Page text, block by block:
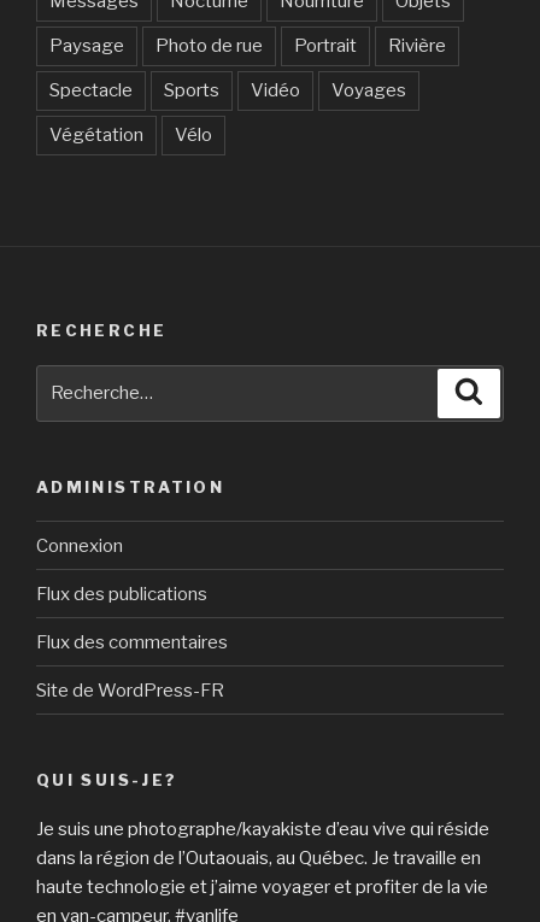
Paysage Photo de rue Portrait Rivière
Spectacle Sports Vidéo Voyages
Végétation Vélo
RECHERCHE
ADMINISTRATION
Connexion
Flux des publications
Flux des commentaires
Site de WordPress-FR
QUI SUIS-JE?
Je suis une photographe/kayakiste d’eau vive qui réside
dans la région de l’Outaouais, au Québec. Je travaille en
haute technologie et j’aime voyager et profiter de la vie
en van-campeur. #vanlife